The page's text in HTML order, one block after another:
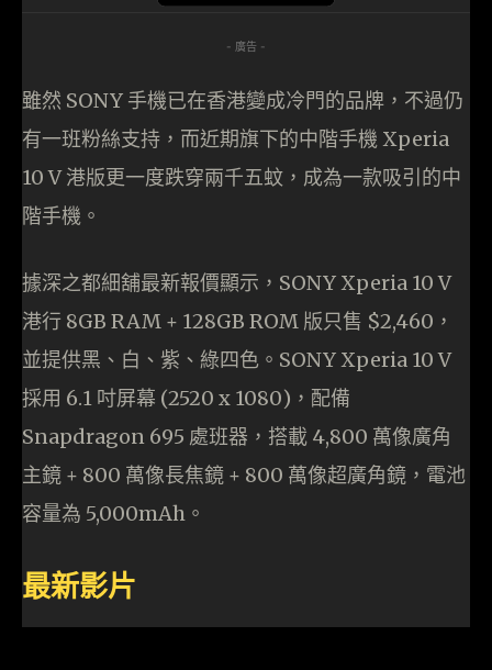
- 廣告 -
雖然 SONY 手機已在香港變成冷門的品牌，不過仍
有一班粉絲支持，而近期旗下的中階手機 Xperia
10 V 港版更一度跌穿兩千五蚊，成為一款吸引的中
階手機。
據深之都細舖最新報價顯示，SONY Xperia 10 V
港行 8GB RAM + 128GB ROM 版只售 $2,460，
並提供黑、白、紫、綠四色。SONY Xperia 10 V
採用 6.1 吋屏幕 (2520 x 1080)，配備
Snapdragon 695 處班器，搭載 4,800 萬像廣角
主鏡 + 800 萬像長焦鏡 + 800 萬像超廣角鏡，電池
容量為 5,000mAh。
最新影片